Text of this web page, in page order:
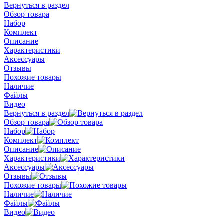
Вернуться в раздел
Обзор товара
Набор
Комплект
Описание
Характеристики
Аксессуары
Отзывы
Похожие товары
Наличие
Файлы
Видео
Вернуться в раздел
Обзор товара
Набор
Комплект
Описание
Характеристики
Аксессуары
Отзывы
Похожие товары
Наличие
Файлы
Видео